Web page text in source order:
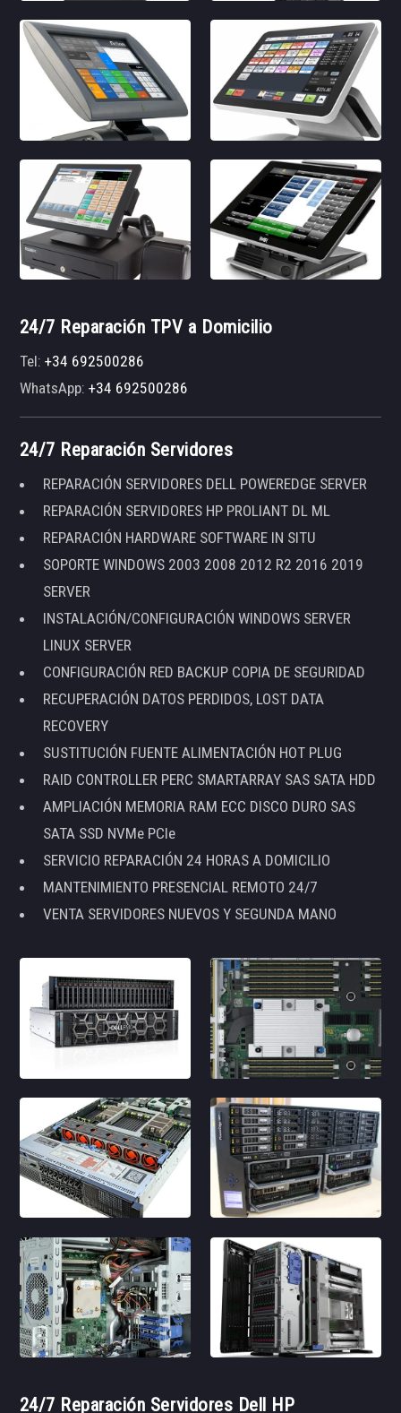
24/7 Reparación TPV a Domicilio
Tel:+34 692500286
WhatsApp:+34 692500286
24/7 Reparación Servidores
REPARACIÓN SERVIDORES DELL POWEREDGE SERVER
REPARACIÓN SERVIDORES HP PROLIANT DL ML
REPARACIÓN HARDWARE SOFTWARE IN SITU
SOPORTE WINDOWS 2003 2008 2012 R2 2016 2019
SERVER
INSTALACIÓN/CONFIGURACIÓN WINDOWS SERVER
LINUX SERVER
CONFIGURACIÓN RED BACKUP COPIA DE SEGURIDAD
RECUPERACIÓN DATOS PERDIDOS, LOST DATA
RECOVERY
SUSTITUCIÓN FUENTE ALIMENTACIÓN HOT PLUG
RAID CONTROLLER PERC SMARTARRAY SAS SATA HDD
AMPLIACIÓN MEMORIA RAM ECC DISCO DURO SAS
SATA SSD NVMe PCIe
SERVICIO REPARACIÓN 24 HORAS A DOMICILIO
MANTENIMIENTO PRESENCIAL REMOTO 24/7
VENTA SERVIDORES NUEVOS Y SEGUNDA MANO
24/7 Reparación Servidores Dell HP